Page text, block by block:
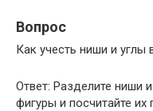
Вопрос
Как учесть ниши и углы
Ответ: Разделите ниши
фигуры и посчитайте